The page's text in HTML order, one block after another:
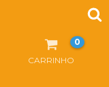
CARRINHO
0